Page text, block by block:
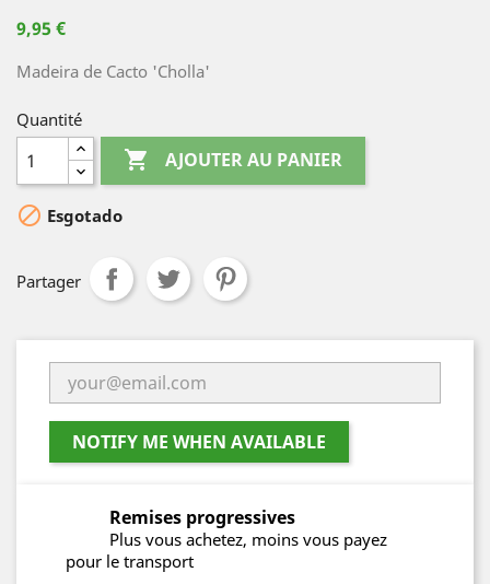
9,95 €
Madeira de Cacto 'Cholla'
Quantité
 AJOUTER AU PANIER
 Esgotado
Partager
NOTIFY ME WHEN AVAILABLE
Remises progressives
Plus vous achetez, moins vous payez
pour le transport